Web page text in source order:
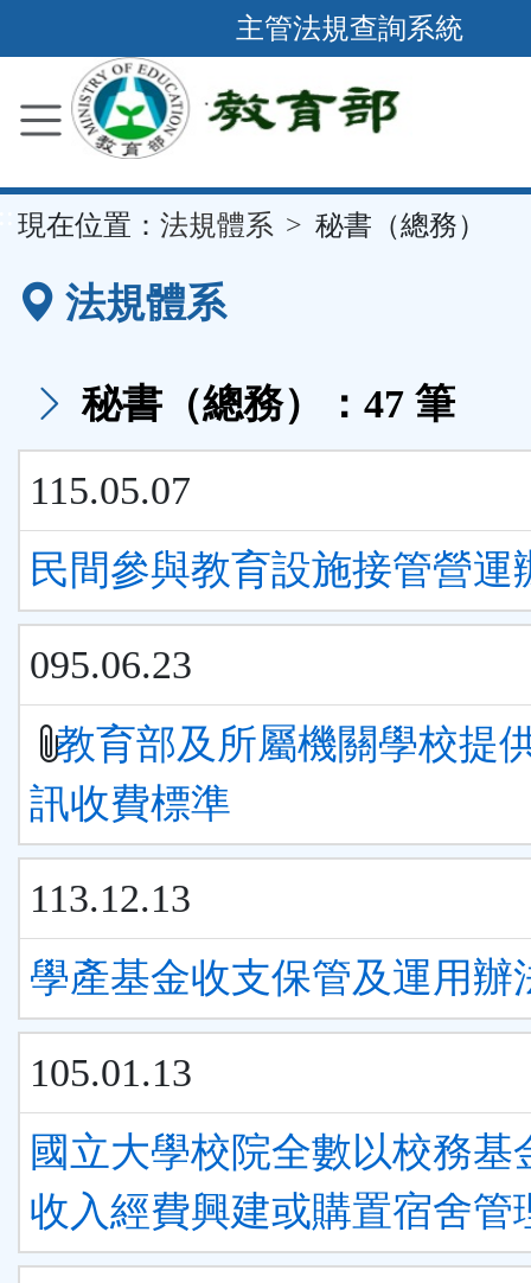
到
要
容
區
主管法規查詢系統
現在位置： 法規體系 秘書（總務）
法規體系
秘書（總務）：47 筆
115.05.07
民間參與教育設施接管營運
095.06.23
教育部及所屬機關學校提
訊收費標準
113.12.13
學產基金收支保管及運用辦
105.01.13
國立大學校院全數以校務基
收入經費興建或購置宿舍管